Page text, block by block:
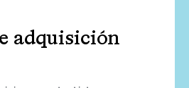
adquisición